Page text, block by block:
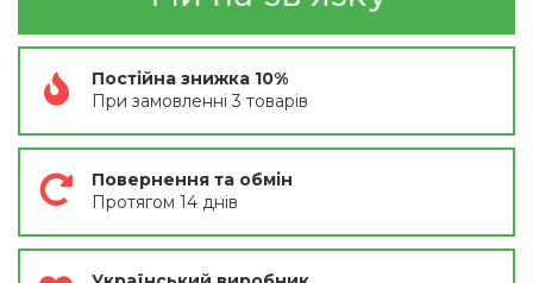
Постійна знижка 10%
При замовленні 3 товарів
Повернення та обмін
Протягом 14 днів